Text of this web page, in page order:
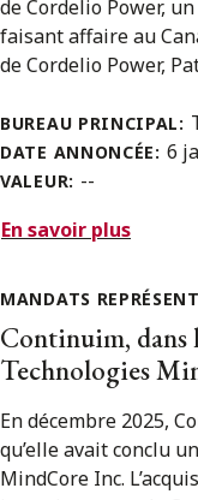
de Cordelio Power,
faisant affaire au
de Cordelio Power,
BUREAU PRINCIPAL:
DATE ANNONCÉE: 6
VALEUR: --
En savoir plus
MANDATS
Continuim, dans
Technologies
En décembre 2025,
qu’elle avait conclu
MindCore Inc.